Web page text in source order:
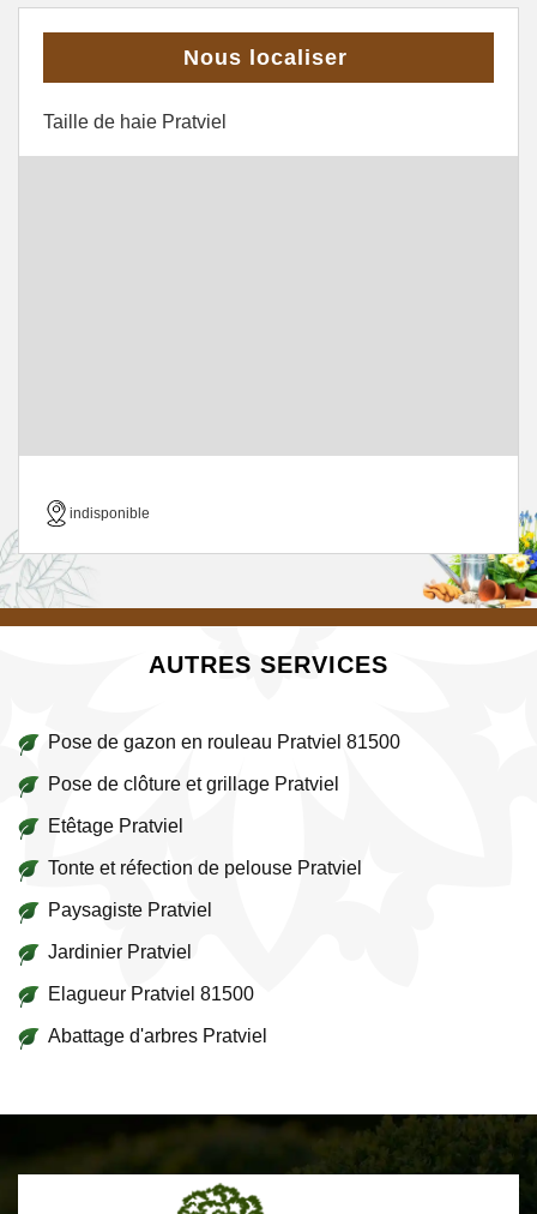
Nous localiser
Taille de haie Pratviel
indisponible
AUTRES SERVICES
Pose de gazon en rouleau Pratviel 81500
Pose de clôture et grillage Pratviel
Etêtage Pratviel
Tonte et réfection de pelouse Pratviel
Paysagiste Pratviel
Jardinier Pratviel
Elagueur Pratviel 81500
Abattage d'arbres Pratviel